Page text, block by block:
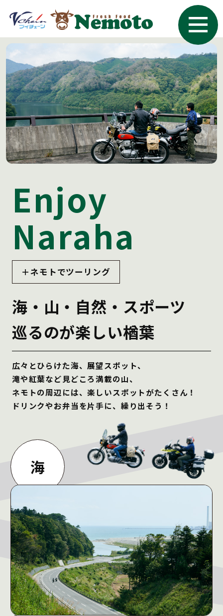
Enjoy
Naraha
＋ネモトでツーリング
海・山・自然・スポーツ
巡るのが楽しい楢葉
広々とひらけた海、展望スポット、
滝や紅葉など見どころ満載の山、
ネモトの周辺には、楽しいスポットがたくさん！
ドリンクやお弁当を片手に、繰り出そう！
海